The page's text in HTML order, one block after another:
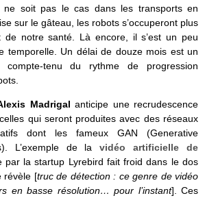
ne soit pas le cas dans les transports en
sur le gâteau, les robots s’occuperont plus
notre santé. Là encore, il s’est un peu
temporelle. Un délai de douze mois est un
compte-tenu du rythme de progression
Madrigalanticipe une recrudescence
qui seront produites avec des réseaux
dont les fameux GAN (Generative
L’exemple de lavidéo artificielle de
par la startup Lyrebird fait froid dans le dos
révèle [truc de détection : ce genre de vidéo
en basse résolution… pour l’instant]. Ces